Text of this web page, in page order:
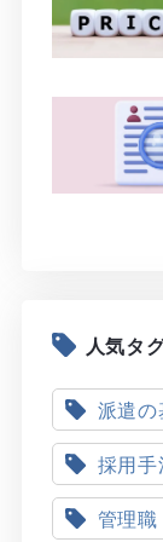
人気タ
派遣の
採用手
管理職